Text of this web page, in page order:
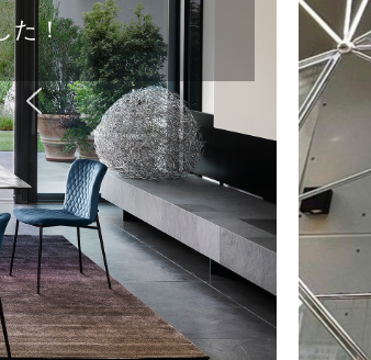
た！